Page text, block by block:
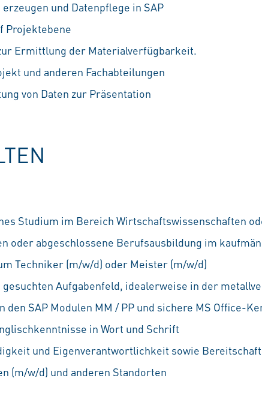
und Datenpflege in SAP
Projektebene
Ermittlung der Materialverfügbarkeit.
und anderen Fachabteilungen
von Daten zur Präsentation
Studium im Bereich Wirtschaftswissenschaften
oder abgeschlossene Berufsausbildung im
Techniker (m/w/d) oder Meister (m/w/d)
Aufgabenfeld, idealerweise in der
den SAP Modulen MM / PP und sichere MS Office-
in Wort und Schrift
und Eigenverantwortlichkeit sowie
(m/w/d) und anderen Standorten